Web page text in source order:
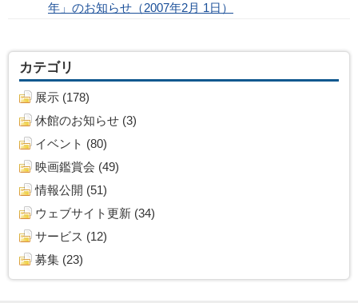
年」のお知らせ（2007年2月 1日）
カテゴリ
展示 (178)
休館のお知らせ (3)
イベント (80)
映画鑑賞会 (49)
情報公開 (51)
ウェブサイト更新 (34)
サービス (12)
募集 (23)